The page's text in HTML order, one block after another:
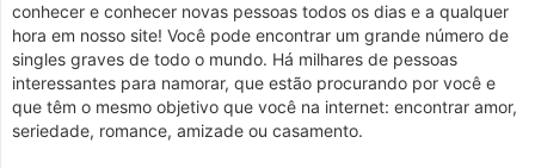
conhecer e conhecer novas pessoas todos os dias e a qualquer
hora em nosso site! Você pode encontrar um grande número de
singles graves de todo o mundo. Há milhares de pessoas
interessantes para namorar, que estão procurando por você e
que têm o mesmo objetivo que você na internet: encontrar amor,
seriedade, romance, amizade ou casamento.